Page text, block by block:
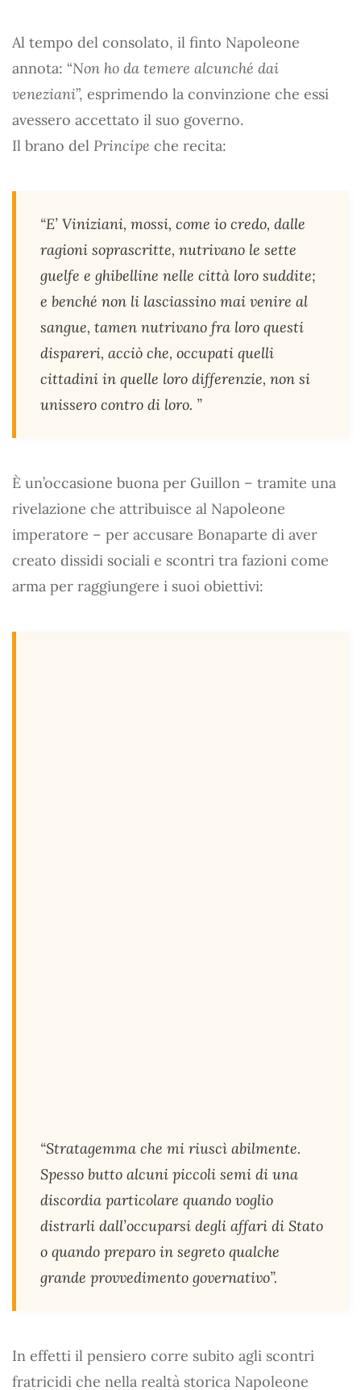
Al tempo del consolato, il finto Napoleone
annota: “Non ho da temere alcunché dai
veneziani”, esprimendo la convinzione che essi
avessero accettato il suo governo.
Il brano del Principe che recita:
“E’ Viniziani, mossi, come io credo, dalle
ragioni soprascritte, nutrivano le sette
guelfe e ghibelline nelle città loro suddite;
e benché non li lasciassino mai venire al
sangue, tamen nutrivano fra loro questi
dispareri, acciò che, occupati quelli
cittadini in quelle loro differenzie, non si
unissero contro di loro. ”
È un’occasione buona per Guillon – tramite una
rivelazione che attribuisce al Napoleone
imperatore – per accusare Bonaparte di aver
creato dissidi sociali e scontri tra fazioni come
arma per raggiungere i suoi obiettivi:
“Stratagemma che mi riuscì abilmente.
Spesso butto alcuni piccoli semi di una
discordia particolare quando voglio
distrarli dall’occuparsi degli affari di Stato
o quando preparo in segreto qualche
grande provvedimento governativo”.
In effetti il pensiero corre subito agli scontri
fratricidi che nella realtà storica Napoleone